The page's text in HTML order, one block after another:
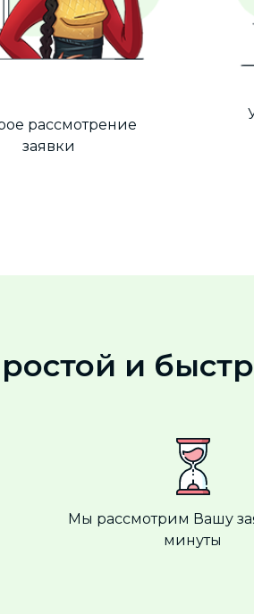
рассмотрение
заявки
и
Мы рассмотрим Вашу
минуты